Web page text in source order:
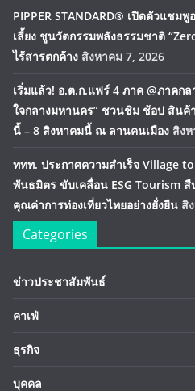
PIPPER STANDARD® เปิดตัวแชม
เลี้ยง ชูนวัตกรรมพลังธรรมชาติ
ไร้สารตกค้าง สิงหาคม 7, 2026
เริ่มแล้ว! อ.ต.ก.แฟร์ 4 ภาค @ภาคก
ใจกลางมหานคร” ชวนชิม ช้อป สินค้
นี้ – 8 สิงหาคมนี้ ณ ลานคนเมือง สิง
ททท. ประกาศความสำเร็จ Village
พันธมิตร ขับเคลื่อน ESG Tourism
คุณค่าการท่องเที่ยวไทยอย่างยั่งยืน สิ
Categories
ข่าวประชาสัมพันธ์
คาเฟ่
ธุรกิจ
บุคคล